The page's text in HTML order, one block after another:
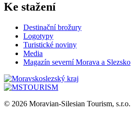
Ke stažení
Destinační brožury
Logotypy
Turistické noviny
Media
Magazín severní Morava a Slezsko
© 2026 Moravian-Silesian Tourism, s.r.o.